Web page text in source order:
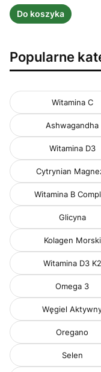
Do koszyka
Popularne
Witamina C
Ashwagandha
Witamina D3
Cytrynian
Witamina B
Glicyna
Kolagen Morski
Witamina D3 K2
Omega 3
Węgiel
Oregano
Selen